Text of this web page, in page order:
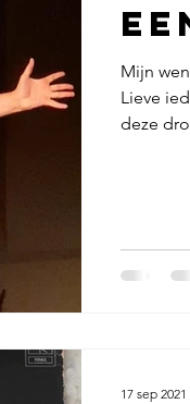
Mijn
Lieve
deze
17 sep 2021